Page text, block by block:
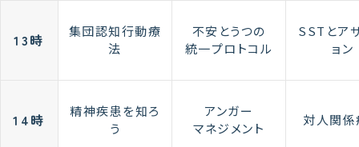
13時
集団認知行動療
法
不安とうつの
統一プロトコル
SSTとア
ョン
14時
精神疾患を知ろ
う
アンガー
マネジメント
対人関